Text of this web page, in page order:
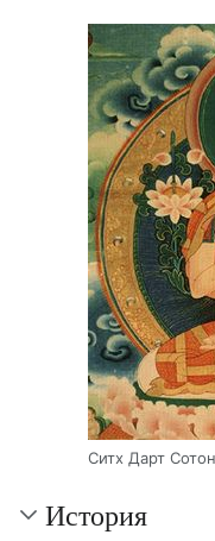
Ситх Дарт
История